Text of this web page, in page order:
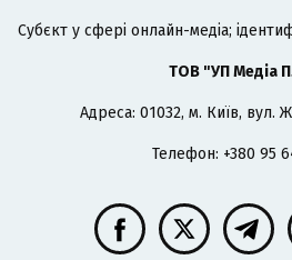
Cубєкт у сфері онлайн-медіа;
ТОВ "УП Медіа
Адреса: 01032, м. Київ, вул.
Телефон: +380 95